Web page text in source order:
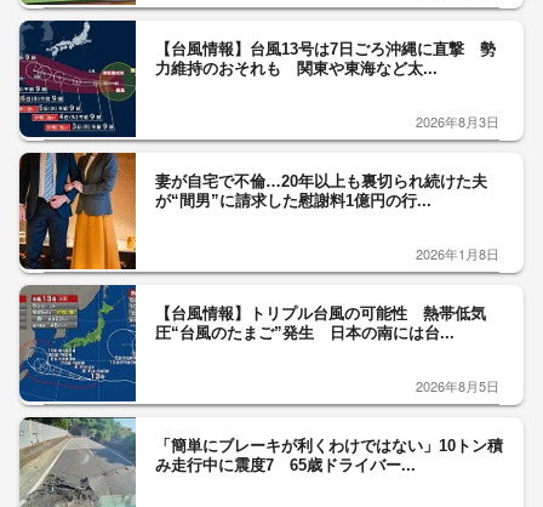
【台風情報】台風13号は7日ごろ沖縄に直撃 勢
力維持のおそれも 関東や東海など太...
2026年8月3日
妻が自宅で不倫…20年以上も裏切られ続けた夫
が“間男”に請求した慰謝料1億円の行...
2026年1月8日
【台風情報】トリプル台風の可能性 熱帯低気
圧“台風のたまご”発生 日本の南には台...
2026年8月5日
「簡単にブレーキが利くわけではない」10トン積
み走行中に震度7 65歳ドライバー...